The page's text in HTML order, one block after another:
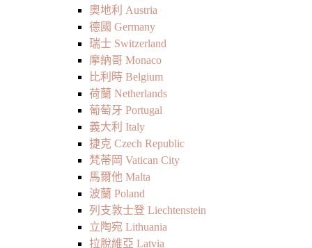
奧地利 Austria
德國 Germany
瑞士 Switzerland
摩納哥 Monaco
比利時 Belgium
荷蘭 Netherlands
葡萄牙 Portugal
義大利 Italy
捷克 Czech Republic
梵蒂岡 Vatican City
馬爾他 Malta
波蘭 Poland
列支敦士登 Liechtenstein
立陶宛 Lithuania
拉脫維亞 Latvia